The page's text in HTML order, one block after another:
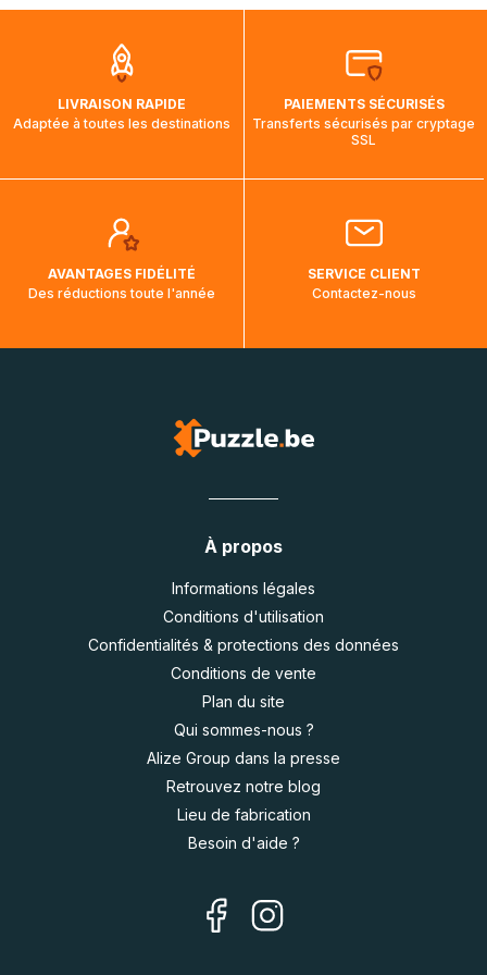
aura touché terre.
LIVRAISON RAPIDE
Adaptée à toutes les destinations
PAIEMENTS SÉCURISÉS
Transferts sécurisés par cryptage
SSL
AVANTAGES FIDÉLITÉ
Des réductions toute l'année
SERVICE CLIENT
Contactez-nous
À propos
Informations légales
Conditions d'utilisation
Confidentialités & protections des données
Conditions de vente
Plan du site
Qui sommes-nous ?
Alize Group dans la presse
Retrouvez notre blog
Lieu de fabrication
Besoin d'aide ?